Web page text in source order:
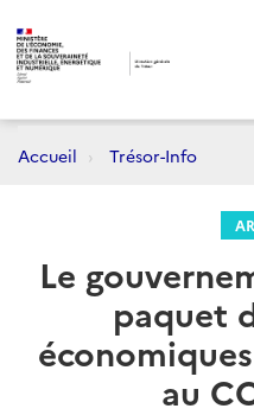
Accueil Trésor-Info
Le
paquet
au